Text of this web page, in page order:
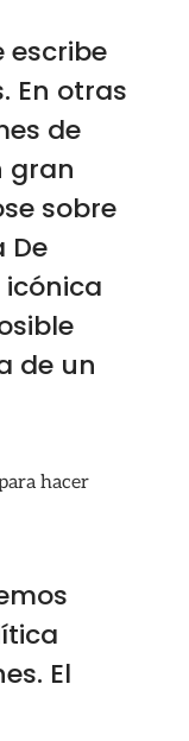
escribe
En otras
de
gran
sobre
De
de un
hacer
El